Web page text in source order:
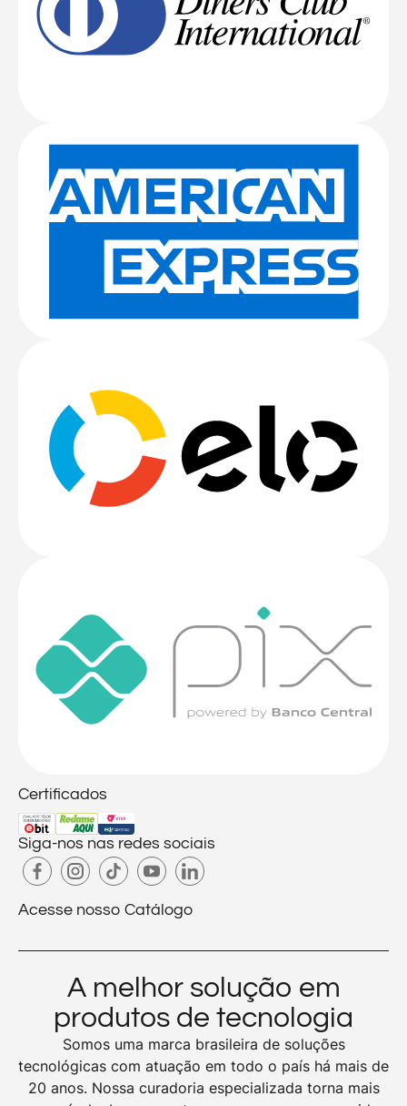
Certificados
Siga-nos nas redes sociais
Acesse nosso Catálogo
A melhor solução em
produtos de tecnologia
Somos uma marca brasileira de soluções
tecnológicas com atuação em todo o país há mais de
20 anos. Nossa curadoria especializada torna mais